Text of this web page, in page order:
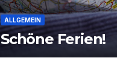
ALLGEMEIN
Schöne Ferien!